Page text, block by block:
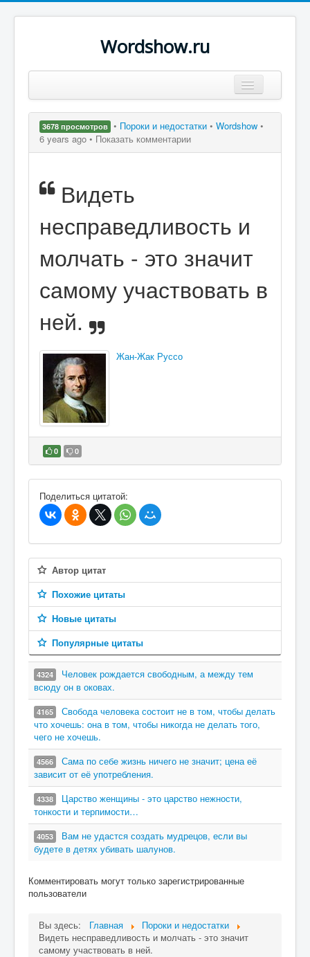
Wordshow.ru
Популярные цитаты
Поиск
3678 просмотров • Пороки и недостатки • Wordshow •
6 years ago • Показать комментарии
Видеть
несправедливость и
молчать - это значит
самому участвовать в
ней.
Жан-Жак Руссо
0 0
В избранное
Поделиться цитатой:
Автор цитат
Похожие цитаты
Новые цитаты
Популярные цитаты
4324
Человек рождается свободным, а между тем
всюду он в оковах.
4165
Свобода человека состоит не в том, чтобы делать
что хочешь: она в том, чтобы никогда не делать того,
чего не хочешь.
4566
Сама по себе жизнь ничего не значит; цена её
зависит от её употребления.
4338
Царство женщины - это царство нежности,
тонкости и терпимости…
4053
Вам не удастся создать мудрецов, если вы
будете в детях убивать шалунов.
Комментировать могут только зарегистрированные
пользователи
Вы здесь: Главная
Пороки и недостатки
Видеть несправедливость и молчать - это значит
самому участвовать в ней.